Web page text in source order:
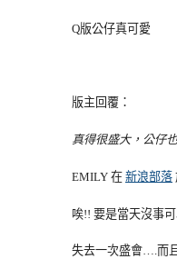
Q版公仔真可愛
版主回覆：
真得很盛大，公仔
EMILY 在 新浪部落
唉!! 要是當天沒事
失去一次盛會….而